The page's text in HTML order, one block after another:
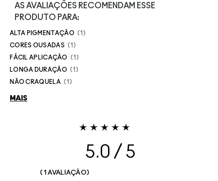
AS AVALIAÇÕES RECOMENDAM ESSE
PRODUTO PARA:
ALTA PIGMENTAÇÃO 1
CORES OUSADAS 1
FÁCIL APLICAÇÃO 1
LONGA DURAÇÃO 1
NÃO CRAQUELA 1
MAIS
5.0
1 AVALIAÇÃO